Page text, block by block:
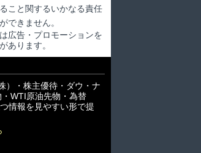
こと関するいかなる責任
できません。
広告・プロモーションを
あります。
）・株主優待・ダウ・ナ
WTI原油先物・為替
情報を見やすい形で提